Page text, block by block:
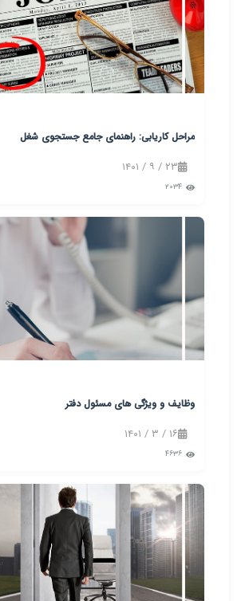
مراحل کاریابی: راهنمای جامع جستجوی شغل
۲۳ / ۹ / ۱۴۰۱
۲۰۳۴
وظایف و ویژگی های مسئول دفتر
۱۶ / ۳ / ۱۴۰۱
۴۶۳۶